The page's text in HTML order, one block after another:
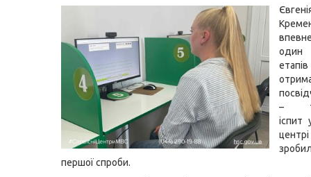
один
–
іспит
першої спроби.